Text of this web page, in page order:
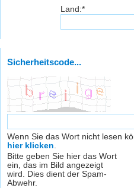
Land:*
Sicherheitscode...
Wenn Sie das Wort nicht lesen
hier klicken
Bitte geben Sie hier das Wort
ein, das im Bild angezeigt
wird. Dies dient der Spam-
Abwehr.